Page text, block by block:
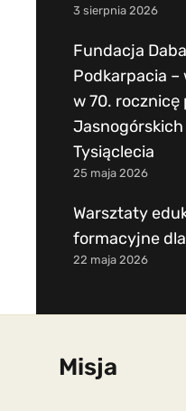
3 sierpnia 2026
Fundacja
Podkarpacia
w 70. rocznicę
Tysiąclecia
25 maja 2026
Warsztaty
formacyjne
22 maja 2026
Misja